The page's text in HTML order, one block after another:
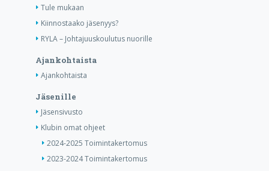
Tule mukaan
Kiinnostaako jäsenyys?
RYLA – Johtajuuskoulutus nuorille
Ajankohtaista
Ajankohtaista
Jäsenille
Jäsensivusto
Klubin omat ohjeet
2024-2025 Toimintakertomus
2023-2024 Toimintakertomus